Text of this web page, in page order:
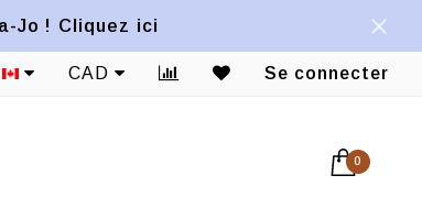
Jo ! Cliquez ici
CAD Se connecter
0